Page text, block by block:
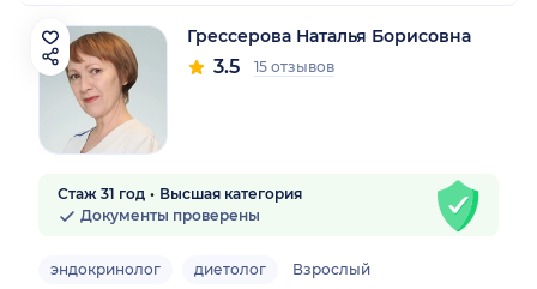
Грессерова Наталья Борисовна
3.5 15 отзывов
Стаж 31 год
Высшая категория
Документы проверены
эндокринолог диетолог Взрослый